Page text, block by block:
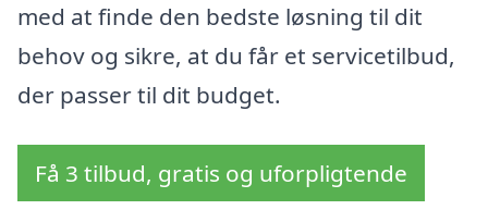
med at finde den bedste løsning til dit
behov og sikre, at du får et servicetilbud,
der passer til dit budget.
Få 3 tilbud, gratis og uforpligtende